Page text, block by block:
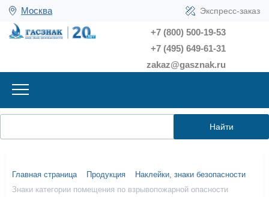
Москва Экспресс-заказ
+7 (800) 500-19-53
+7 (495) 649-61-31
zakaz@gasznak.ru
Найти
Главная страница Продукция
Наклейки, знаки безопасности
Знаки категории помещения по взрывопожарной опасности